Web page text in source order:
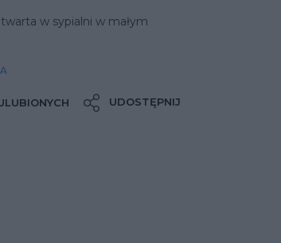
w sypialni w małym
UDOSTĘPNIJ